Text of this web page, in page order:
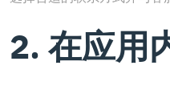
2. 在应用